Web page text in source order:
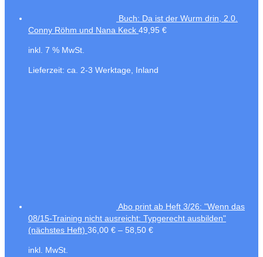
Buch: Da ist der Wurm drin, 2.0.
Conny Röhm und Nana Keck 49,95 €
inkl. 7 % MwSt.
Lieferzeit: ca. 2-3 Werktage, Inland
Abo print ab Heft 3/26: "Wenn das
08/15-Training nicht ausreicht: Typgerecht ausbilden"
(nächstes Heft) 36,00 € – 58,50 €
inkl. MwSt.